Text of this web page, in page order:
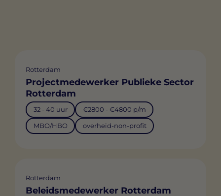
Rotterdam
Projectmedewerker Publieke Sector
Rotterdam
32 - 40 uur €2800 - €4800 p/m
MBO/HBO overheid-non-profit
Rotterdam
Beleidsmedewerker Rotterdam